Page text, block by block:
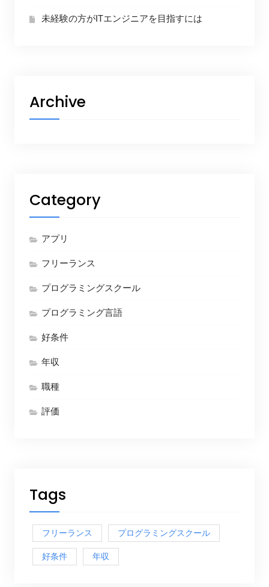
未経験の方がITエンジニアを目指すには
Archive
Category
アプリ
フリーランス
プログラミングスクール
プログラミング言語
好条件
年収
職種
評価
Tags
フリーランス プログラミングスクール
好条件 年収